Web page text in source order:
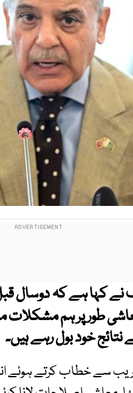
نے کہا ہے کہ دوسال
طور پر ہم
خود بول رہے ہیں۔
سے خطاب کرتے ہوئے